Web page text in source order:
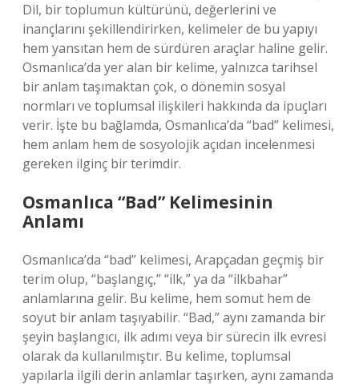
Dil, bir toplumun kültürünü, değerlerini ve
inançlarını şekillendirirken, kelimeler de bu yapıyı
hem yansıtan hem de sürdüren araçlar haline gelir.
Osmanlıca’da yer alan bir kelime, yalnızca tarihsel
bir anlam taşımaktan çok, o dönemin sosyal
normları ve toplumsal ilişkileri hakkında da ipuçları
verir. İşte bu bağlamda, Osmanlıca’da “bad” kelimesi,
hem anlam hem de sosyolojik açıdan incelenmesi
gereken ilginç bir terimdir.
Osmanlıca “Bad” Kelimesinin
Anlamı
Osmanlıca’da “bad” kelimesi, Arapçadan geçmiş bir
terim olup, “başlangıç,” “ilk,” ya da “ilkbahar”
anlamlarına gelir. Bu kelime, hem somut hem de
soyut bir anlam taşıyabilir. “Bad,” aynı zamanda bir
şeyin başlangıcı, ilk adımı veya bir sürecin ilk evresi
olarak da kullanılmıştır. Bu kelime, toplumsal
yapılarla ilgili derin anlamlar taşırken, aynı zamanda